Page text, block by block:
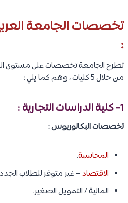
تخصصات الجامعة
:
تطرح الجامعة تخصصات على مستوى
من خلال 5 كليات ، وهم كما يلي :
1- كلية الدراسات التجارية :
تخصصات البكالوريوس :
المحاسبة.
الاقتصاد– غير متوفر للطلاب
المالية / التمويل الصغير.